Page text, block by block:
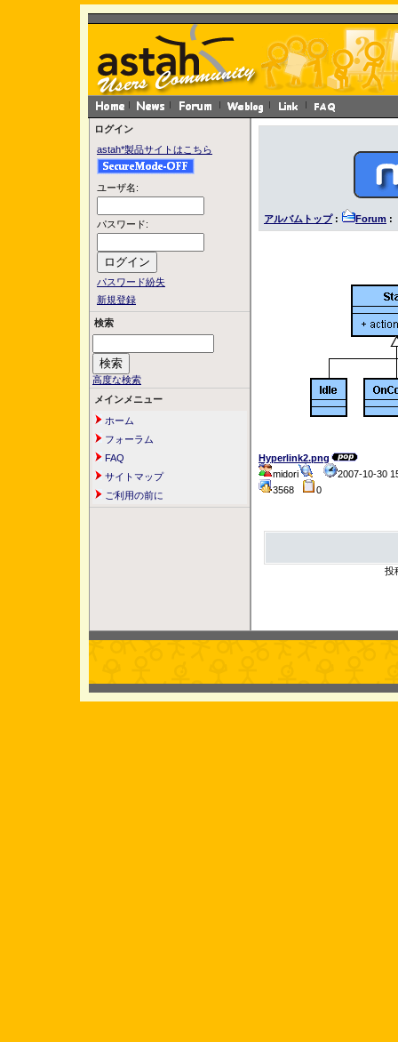
ログイン
astah*製品サイトはこちら
ユーザ名:
パスワード:
パスワード紛失
新規登録
検索
高度な検索
メインメニュー
ホーム
フォーラム
FAQ
サイトマップ
ご利用の前に
アルバムトップ: Forum :
Hyperlink2.png
midori
2007-10-30
3568
0
投